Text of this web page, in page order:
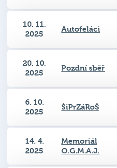
10. 11.
2025
Autofeláci
20. 10.
2025
Pozdní sběř
6. 10.
2025
ŠiPrZáRoŠ
14. 4.
2025
Memoriál
O.G.M.A.J.